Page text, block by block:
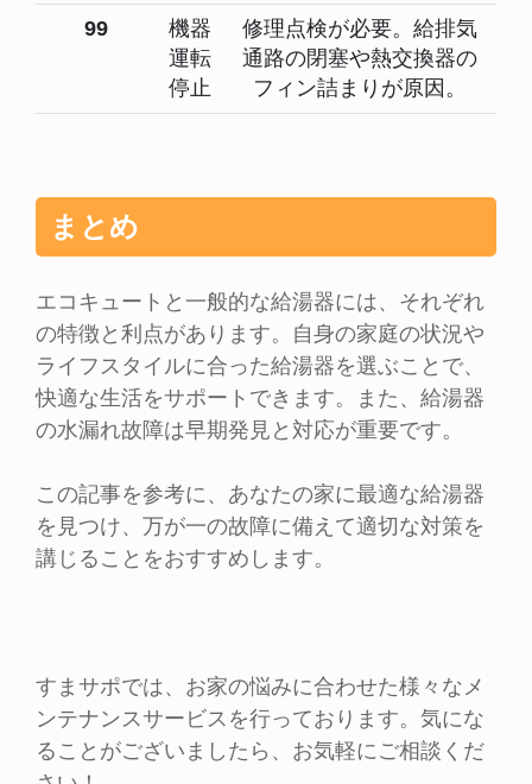
99
機器
運転
停止
修理点検が必要。給排気
通路の閉塞や熱交換器の
フィン詰まりが原因。
まとめ
エコキュートと一般的な給湯器には、それぞれ
の特徴と利点があります。自身の家庭の状況や
ライフスタイルに合った給湯器を選ぶことで、
快適な生活をサポートできます。また、給湯器
の水漏れ故障は早期発見と対応が重要です。
この記事を参考に、あなたの家に最適な給湯器
を見つけ、万が一の故障に備えて適切な対策を
講じることをおすすめします。
すまサポでは、お家の悩みに合わせた様々なメ
ンテナンスサービスを行っております。気にな
ることがございましたら、お気軽にご相談くだ